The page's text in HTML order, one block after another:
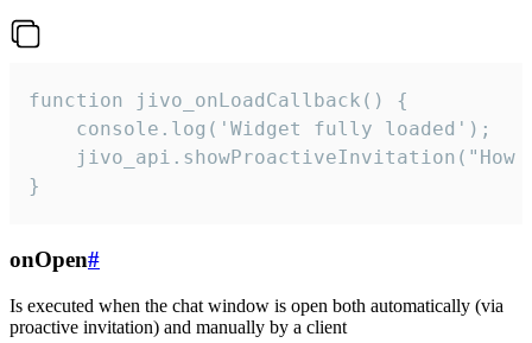
function jivo_onLoadCallback() {
    console.log('Widget fully loaded');
jivo_api.showProactiveInvitation("How
}
onOpen#
Is executed when the chat window is open both automatically (via
proactive invitation) and manually by a client